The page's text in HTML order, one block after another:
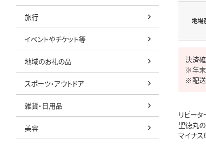
旅行
イベントやチケット等
地域のお礼の品
スポーツ・アウトドア
雑貨・日用品
美容
地場
決済
※年末
※配送
リピータ
聖徳丸
マイナ